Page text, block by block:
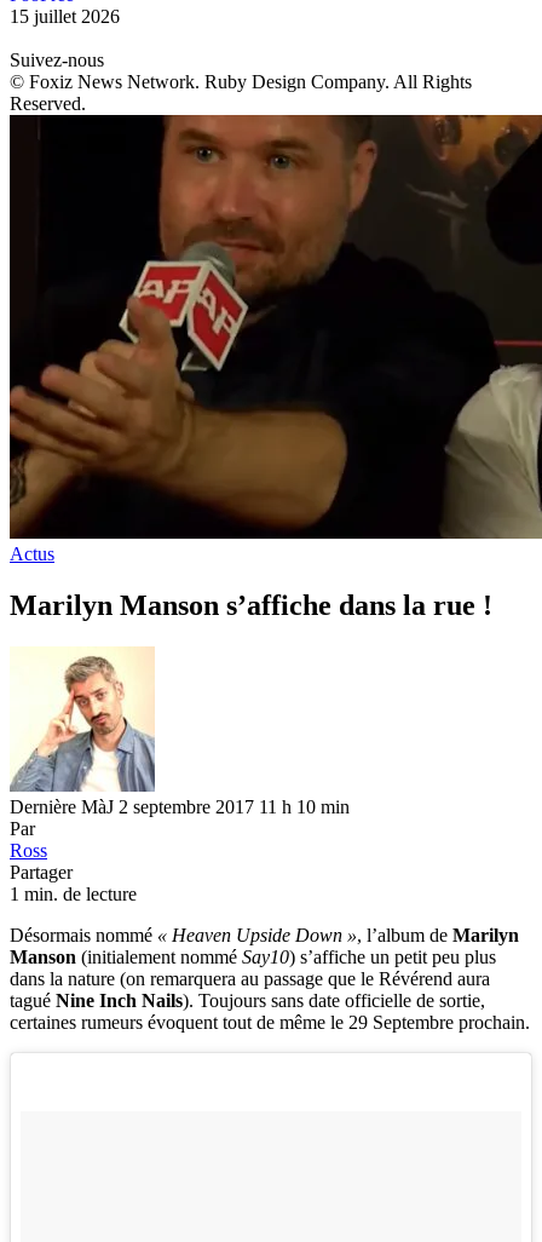
15 juillet 2026
Suivez-nous
© Foxiz News Network. Ruby Design Company. All Rights
Reserved.
Actus
Marilyn Manson s’affiche dans la rue !
Dernière MàJ 2 septembre 2017 11 h 10 min
Par
Ross
Partager
1 min. de lecture
Désormais nommé « Heaven Upside Down », l’album de Marilyn
Manson (initialement nommé Say10) s’affiche un petit peu plus
dans la nature (on remarquera au passage que le Révérend aura
tagué Nine Inch Nails). Toujours sans date officielle de sortie,
certaines rumeurs évoquent tout de même le 29 Septembre prochain.